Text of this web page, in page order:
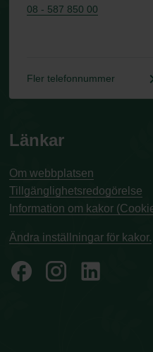
08 - 587 850 00
Fler telefonnummer
Länkar
Om webbplatsen
Tillgänglighetsredogörelse
Information om kakor
Ändra inställningar för kakor.
facebook